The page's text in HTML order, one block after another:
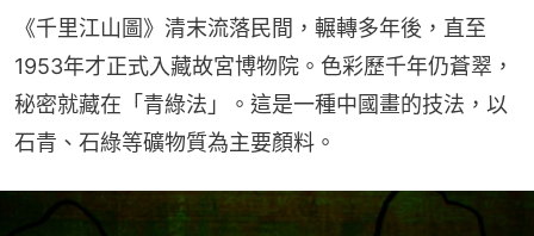
《千里江山圖》清末流落民間，輾轉多年後，直至
1953年才正式入藏故宮博物院。色彩歷千年仍蒼翠，
秘密就藏在「青綠法」。這是一種中國畫的技法，以
石青、石綠等礦物質為主要顏料。